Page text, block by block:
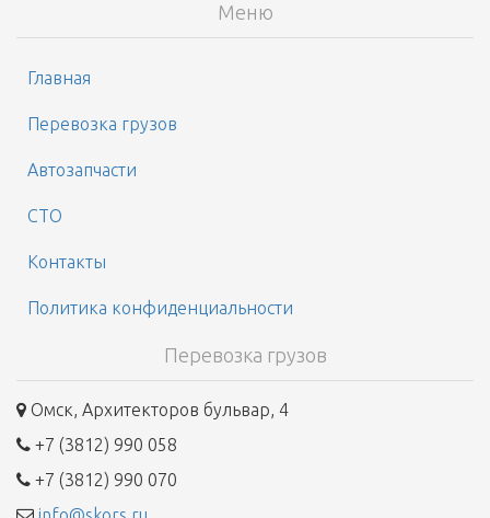
Меню
Главная
Перевозка грузов
Автозапчасти
СТО
Контакты
Политика конфиденциальности
Перевозка грузов
Омск, Архитекторов бульвар, 4
+7 (3812) 990 058
+7 (3812) 990 070